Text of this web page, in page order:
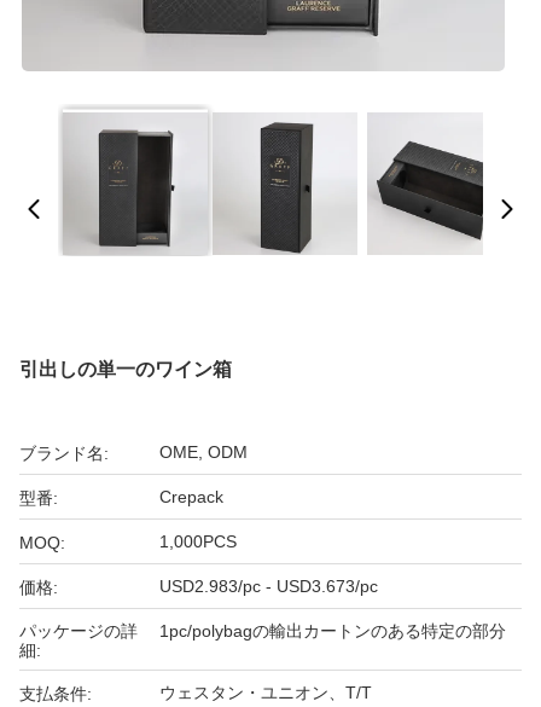
引出しの単一のワイン箱
ブランド名: OME, ODM
型番: Crepack
MOQ: 1,000PCS
価格: USD2.983/pc - USD3.673/pc
パッケージの詳
細:
1pc/polybagの輸出カートンのある特定の部分
支払条件: ウェスタン・ユニオン、T/T